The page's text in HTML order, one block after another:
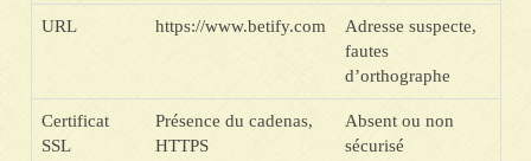
URL https://www.betify.com
Adresse suspecte,
fautes
d’orthographe
Certificat
SSL
Présence du cadenas,
HTTPS
Absent ou non
sécurisé